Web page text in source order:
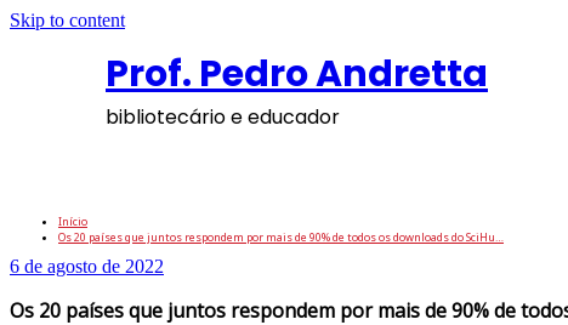
Skip to content
Prof. Pedro Andretta
bibliotecário e educador
Início
Os 20 países que juntos respondem por mais de 90% de todos os downloads do SciHu…
6 de agosto de 2022
Os 20 países que juntos respondem por mais de 90% de